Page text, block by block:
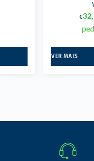
€
VER MAIS